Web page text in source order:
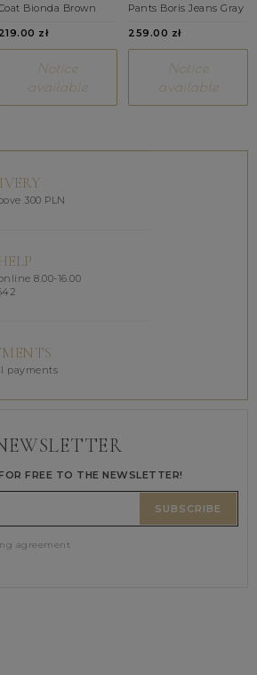
Bionda Brown
219.00 zł
Notice
available
Pants Boris Jeans Gray
259.00 zł
Notice
available
300 PLN
8.00-16.00
payments
FREE TO THE NEWSLETTER!
SUBSCRIBE
agreement